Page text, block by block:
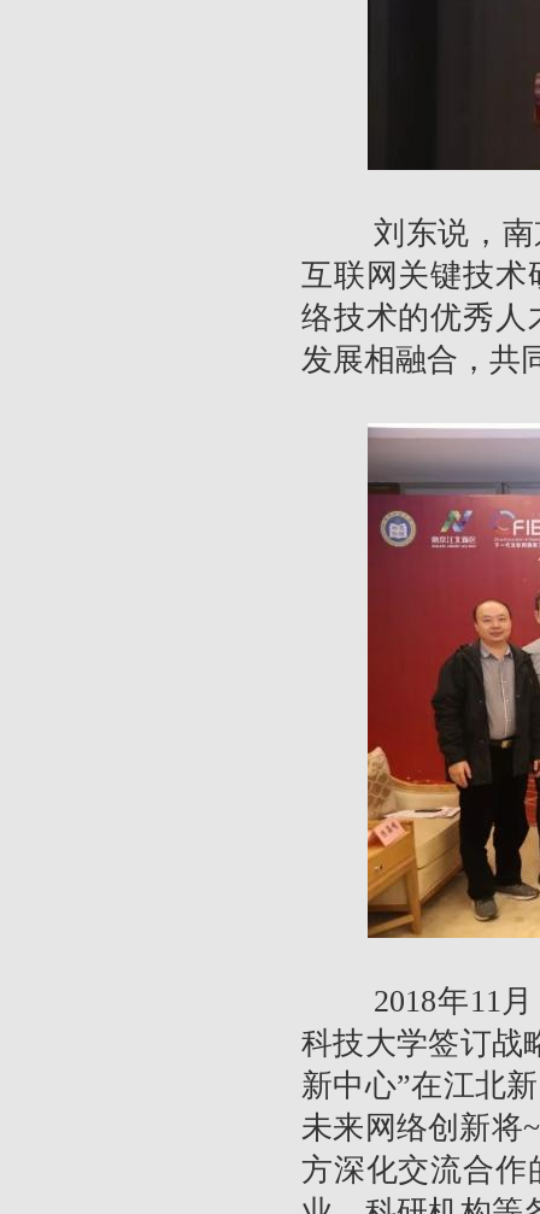
刘东说，南京
互联网关键技术
络技术的优秀人
发展相融合，共
2018年11月
科技大学签订战
新中心”在江北
未来网络创新将
方深化交流合作